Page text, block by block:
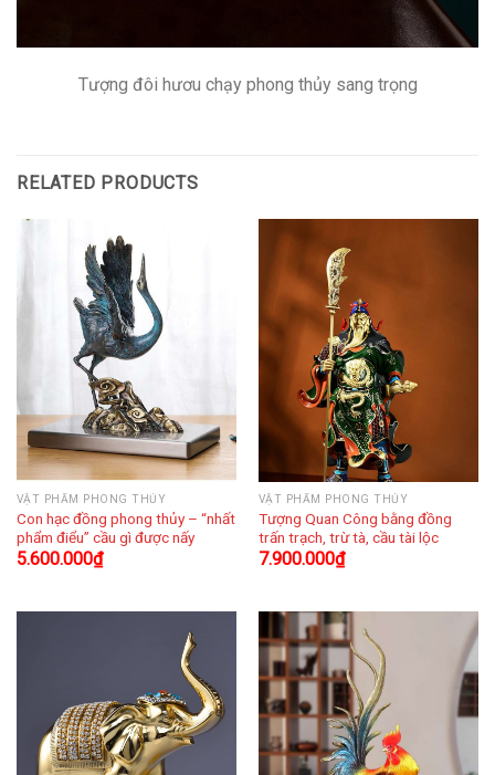
Tượng đôi hươu chạy phong thủy sang trọng
RELATED PRODUCTS
VẬT PHẨM PHONG THỦY
Con hạc đồng phong thủy – “nhất
phẩm điểu” cầu gì được nấy
5.600.000₫
VẬT PHẨM PHONG THỦY
Tượng Quan Công bằng đồng
trấn trạch, trừ tà, cầu tài lộc
7.900.000₫